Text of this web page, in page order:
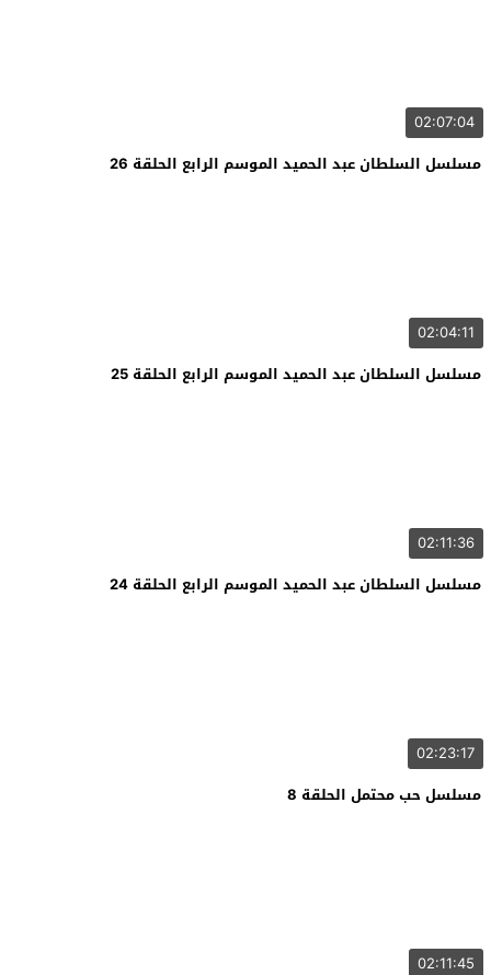
02:07:04
مسلسل السلطان عبد الحميد الموسم الرابع الحلقة 26
02:04:11
مسلسل السلطان عبد الحميد الموسم الرابع الحلقة 25
02:11:36
مسلسل السلطان عبد الحميد الموسم الرابع الحلقة 24
02:23:17
مسلسل حب محتمل الحلقة 8
02:11:45